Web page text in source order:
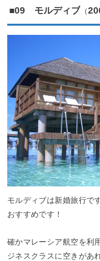
■09 モルディブ（
モルディブは新婚旅行で
おすすめです！
確かマレーシア航空を利
ジネスクラスに空きがあ